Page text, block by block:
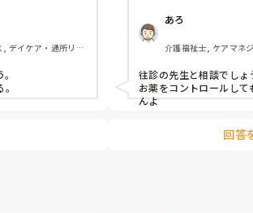
。
デイケア・通所リ
守りしないといけない。
最近は仕事行くのも気持
こういう場合、どうした
あろ
介護福祉士, ケアマネ
往診の先生と相談でしょ
お薬をコントロールし
んよ
回答